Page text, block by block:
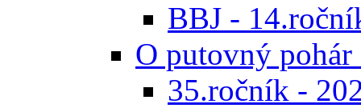
BBJ -
O putovný
35.ročník -